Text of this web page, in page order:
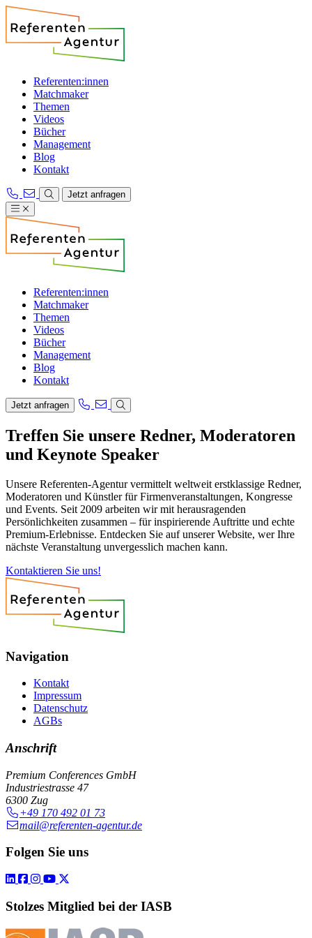
Referenten:innen
Matchmaker
Themen
Videos
Bücher
Management
Blog
Kontakt
Jetzt anfragen
Referenten:innen
Matchmaker
Themen
Videos
Bücher
Management
Blog
Kontakt
Jetzt anfragen
Treffen Sie unsere Redner, Moderatoren
und Keynote Speaker
Unsere Referenten-Agentur vermittelt weltweit erstklassige Redner,
Moderatoren und Künstler für Firmenveranstaltungen, Kongresse
und Events. Seit 2009 arbeiten wir mit herausragenden
Persönlichkeiten zusammen – für inspirierende Auftritte und echte
Premium-Erlebnisse. Entdecken Sie auf unserer Website, wer Ihre
nächste Veranstaltung unvergesslich machen kann.
Kontaktieren Sie uns!
Navigation
Kontakt
Impressum
Datenschutz
AGBs
Anschrift
Premium Conferences GmbH
Industriestrasse 47
6300 Zug
+49 170 492 01 73
mail@referenten-agentur.de
Folgen Sie uns
Stolzes Mitglied bei der IASB